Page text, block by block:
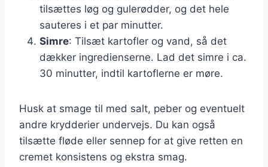
tilsættes løg og gulerødder, og det hele
sauteres i et par minutter.
Simre: Tilsæt kartofler og vand, så det
dækker ingredienserne. Lad det simre i ca.
30 minutter, indtil kartoflerne er møre.
Husk at smage til med salt, peber og eventuelt
andre krydderier undervejs. Du kan også
tilsætte fløde eller sennep for at give retten en
cremet konsistens og ekstra smag.